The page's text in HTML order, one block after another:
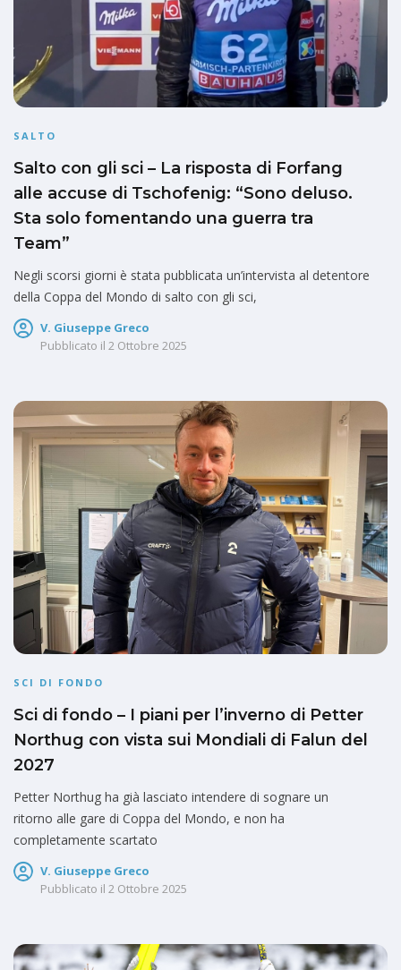
SALTO
Salto con gli sci – La risposta di Forfang
alle accuse di Tschofenig: “Sono deluso.
Sta solo fomentando una guerra tra
Team”
Negli scorsi giorni è stata pubblicata un’intervista al detentore
della Coppa del Mondo di salto con gli sci,
V. Giuseppe Greco
Pubblicato il 2 Ottobre 2025
SCI DI FONDO
Sci di fondo – I piani per l’inverno di Petter
Northug con vista sui Mondiali di Falun del
2027
Petter Northug ha già lasciato intendere di sognare un
ritorno alle gare di Coppa del Mondo, e non ha
completamente scartato
V. Giuseppe Greco
Pubblicato il 2 Ottobre 2025